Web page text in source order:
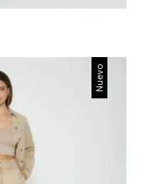
Nuevo